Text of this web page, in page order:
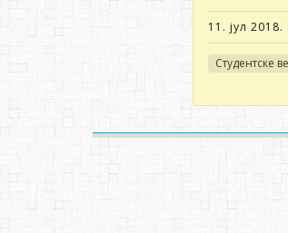
11. јул
Студентске